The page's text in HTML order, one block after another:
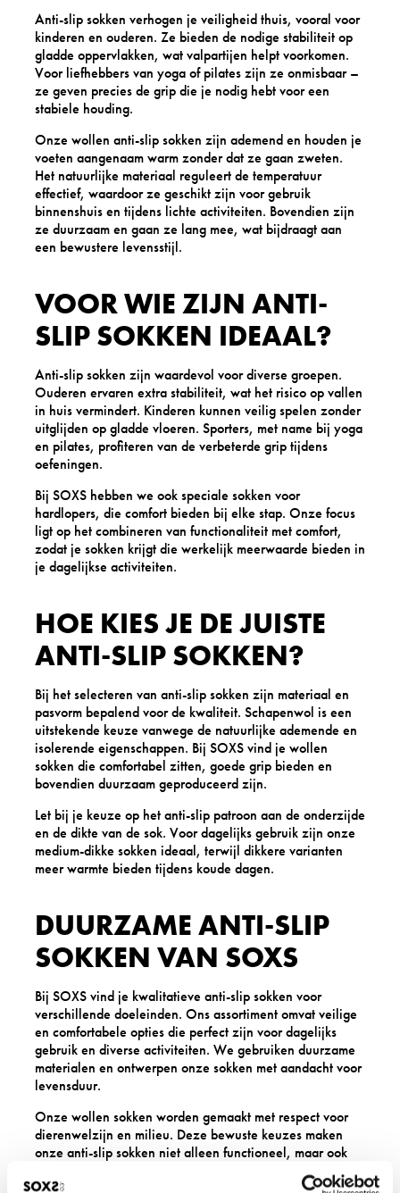
Anti-slip sokken verhogen je veiligheid thuis, vooral voor
kinderen en ouderen. Ze bieden de nodige stabiliteit op
gladde oppervlakken, wat valpartijen helpt voorkomen.
Voor liefhebbers van yoga of pilates zijn ze onmisbaar –
ze geven precies de grip die je nodig hebt voor een
stabiele houding.
Onze wollen anti-slip sokken zijn ademend en houden je
voeten aangenaam warm zonder dat ze gaan zweten.
Het natuurlijke materiaal reguleert de temperatuur
effectief, waardoor ze geschikt zijn voor gebruik
binnenshuis en tijdens lichte activiteiten. Bovendien zijn
ze duurzaam en gaan ze lang mee, wat bijdraagt aan
een bewustere levensstijl.
VOOR WIE ZIJN ANTI-
SLIP SOKKEN IDEAAL?
Anti-slip sokken zijn waardevol voor diverse groepen.
Ouderen ervaren extra stabiliteit, wat het risico op vallen
in huis vermindert. Kinderen kunnen veilig spelen zonder
uitglijden op gladde vloeren. Sporters, met name bij yoga
en pilates, profiteren van de verbeterde grip tijdens
oefeningen.
Bij SOXS hebben we ook speciale sokken voor
hardlopers, die comfort bieden bij elke stap. Onze focus
ligt op het combineren van functionaliteit met comfort,
zodat je sokken krijgt die werkelijk meerwaarde bieden in
je dagelijkse activiteiten.
HOE KIES JE DE JUISTE
ANTI-SLIP SOKKEN?
Bij het selecteren van anti-slip sokken zijn materiaal en
pasvorm bepalend voor de kwaliteit. Schapenwol is een
uitstekende keuze vanwege de natuurlijke ademende en
isolerende eigenschappen. Bij SOXS vind je wollen
sokken die comfortabel zitten, goede grip bieden en
bovendien duurzaam geproduceerd zijn.
Let bij je keuze op het anti-slip patroon aan de onderzijde
en de dikte van de sok. Voor dagelijks gebruik zijn onze
medium-dikke sokken ideaal, terwijl dikkere varianten
meer warmte bieden tijdens koude dagen.
DUURZAME ANTI-SLIP
SOKKEN VAN SOXS
Bij SOXS vind je kwalitatieve anti-slip sokken voor
verschillende doeleinden. Ons assortiment omvat veilige
en comfortabele opties die perfect zijn voor dagelijks
gebruik en diverse activiteiten. We gebruiken duurzame
materialen en ontwerpen onze sokken met aandacht voor
levensduur.
Onze wollen sokken worden gemaakt met respect voor
dierenwelzijn en milieu. Deze bewuste keuzes maken
onze anti-slip sokken niet alleen functioneel, maar ook